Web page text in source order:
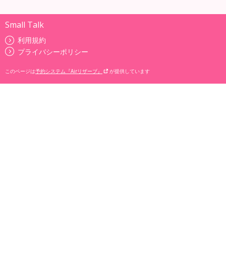
Small Talk
利用規約
プライバシーポリシー
このページは予約システム『Airリザーブ』 が提供しています